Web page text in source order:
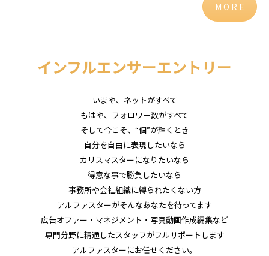
M O R E
インフルエンサーエントリー
いまや、ネットがすべて
もはや、フォロワー数がすべて
そして今こそ、“個”が輝くとき
自分を自由に表現したいなら
カリスマスターになりたいなら
得意な事で勝負したいなら
事務所や会社組織に縛られたくない方
アルファスターがそんなあなたを待ってます
広告オファー・マネジメント・写真動画作成編集など
専門分野に精通したスタッフがフルサポートします
アルファスターにお任せください。